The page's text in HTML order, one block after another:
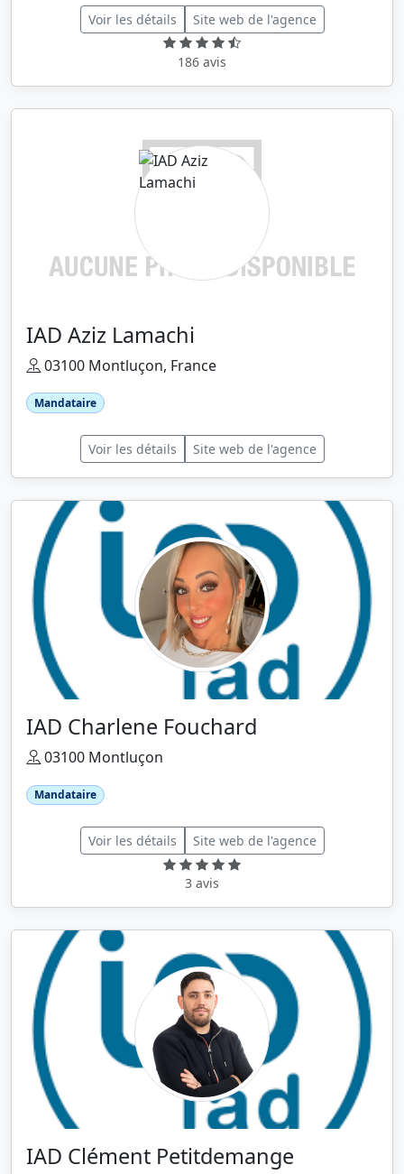
Voir les détails Site web de l'agence
186 avis
IAD Aziz Lamachi
03100 Montluçon, France
Mandataire
Voir les détails Site web de l'agence
IAD Charlene Fouchard
03100 Montluçon
Mandataire
Voir les détails Site web de l'agence
3 avis
IAD Clément Petitdemange